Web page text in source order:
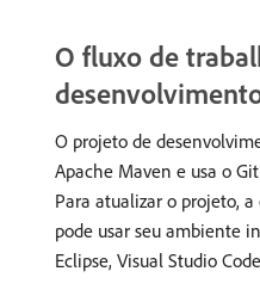
O fluxo de
O projeto de
Apache Maven e usa o
Para atualizar o projeto,
pode usar seu ambiente
Eclipse, Visual Studio